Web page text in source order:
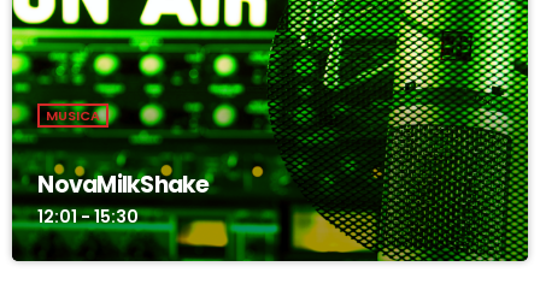
MUSICA
NovaMilkShake
12:01 - 15:30